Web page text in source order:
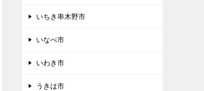
いちき串木野市
いなべ市
いわき市
うきは市